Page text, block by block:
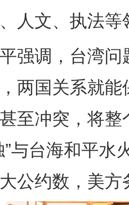
人文、执法
调，台湾问
两国关系就
至冲突，将
”与台海和平水
公约数，美